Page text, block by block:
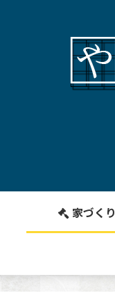
家づくり